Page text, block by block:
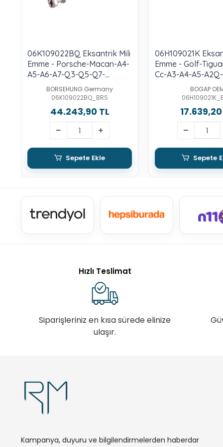
06K109022BQ Eksantrik Mili
Emme - Porsche-Macan-A4-
A5-A6-A7-Q3-Q5-Q7-
Superb-1.8 Lt.-2.0-Tfsı-Cjsa-
Cjeb-Cncd-Cyga-Cyna
BORSEHUNG Germany
06K109022BQ_BRS
44.243,90 TL
Sepete Ekle
06H109021K
Emme - Golf-
Cc-A3-A4-A5-
Tfsı-Cdnb-Cdnc-
Cawb-Ccta-Cjxb-
Cpsa-Cyfb-Djha-
BOGAP
Sepete
Hızlı Teslimat
Siparişleriniz en kısa sürede elinize
ulaşır.
Kampanya, duyuru ve bilgilendirmelerden haberdar